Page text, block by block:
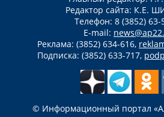
Редактор сайта: К.Е.
Телефон: 8 (3852) 63-
E-mail:
Реклама: (3852) 634-616,
Подписка: (3852) 633-717,
© Информационный портал